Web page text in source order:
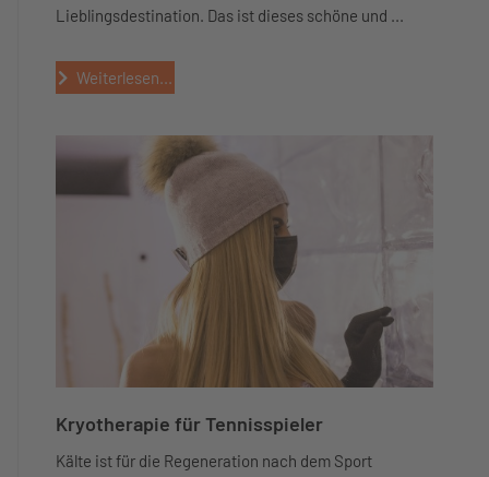
Lieblingsdestination. Das ist dieses schöne und ...
Weiterlesen...
Kryotherapie für Tennisspieler
Kälte ist für die Regeneration nach dem Sport